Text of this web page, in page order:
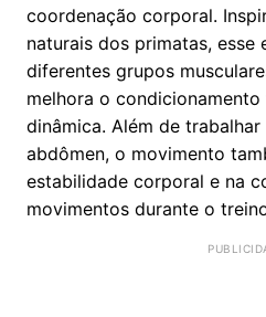
coordenação corporal.
naturais dos primatas,
diferentes grupos
melhora o
dinâmica. Além de
abdômen, o movimento
estabilidade corporal e na
movimentos durante o